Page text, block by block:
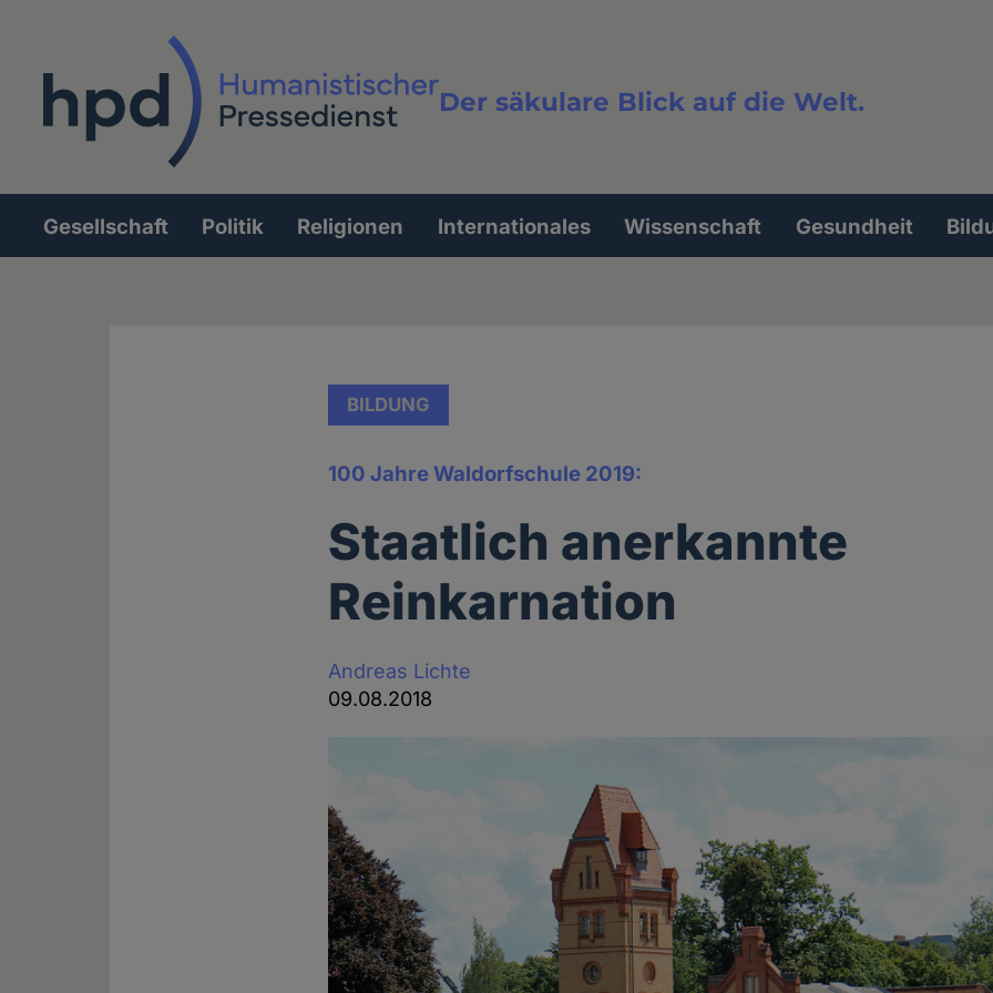
Der säkulare Blick auf die Welt.
Volltextsuche
Hauptnavigation
Gesellschaft Politik Religionen Internationales Wissenschaft Gesundheit
BILDUNG
100 Jahre Waldorfschule 2019:
Staatlich anerkannte
Reinkarnation
Andreas Lichte
09.08.2018